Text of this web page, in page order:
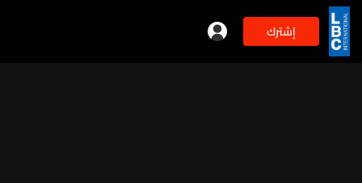
إشترك